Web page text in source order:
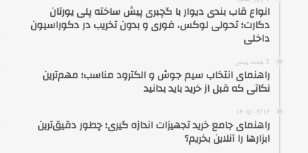
انواع قاب بندی دیوار با گچبری پیش ساخته پلی یورتان
دکارت؛ تحولی لوکس، فوری و بدون تخریب در دکوراسیون
داخلی
2 هفته پیش
راهنمای انتخاب سیم جوش و الکترود مناسب؛ مهم‌ترین
نکاتی که قبل از خرید باید بدانید
۱۴۰۵/۰۴/۱۴
راهنمای جامع خرید تجهیزات اندازه گیری؛ چطور دقیق‌ترین
ابزارها را آنلاین بخریم؟